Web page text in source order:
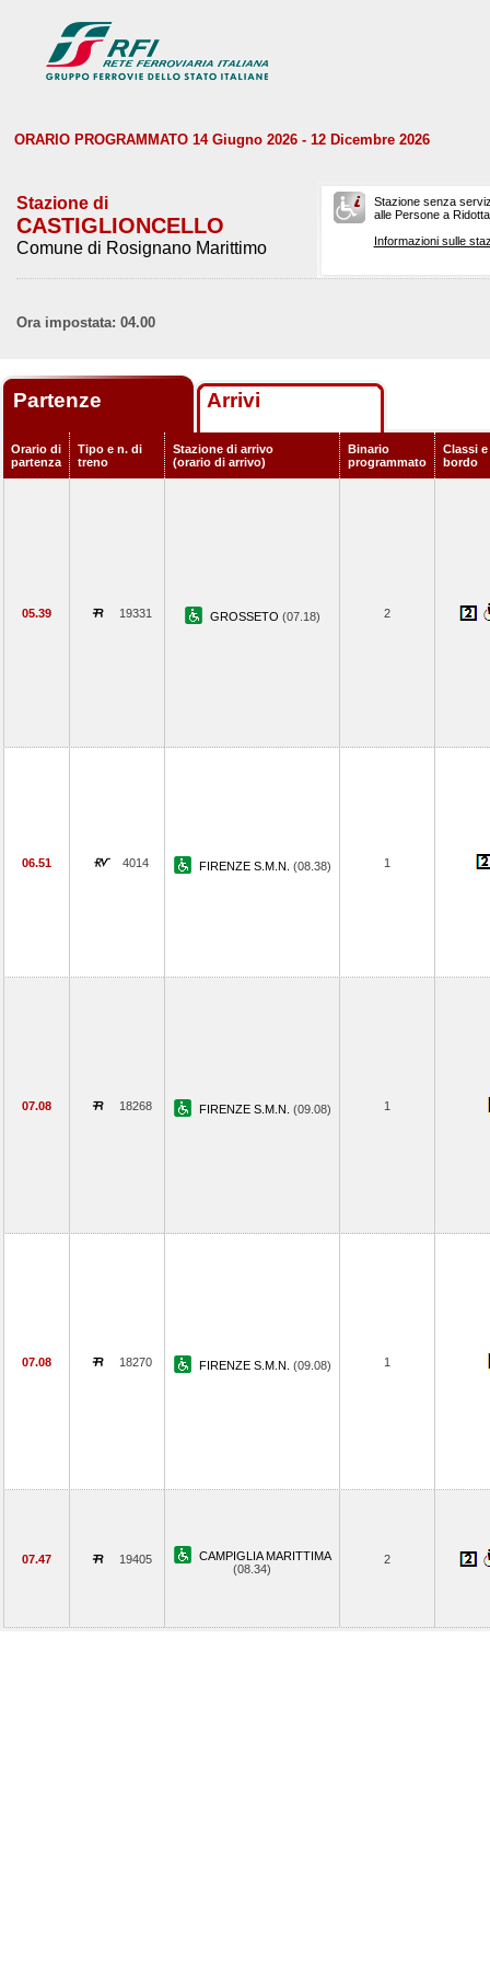
ORARIO PROGRAMMATO 14 Giugno 2026 - 12 Dicembre 2026
Stazione di
CASTIGLIONCELLO
Comune di Rosignano Marittimo
Stazione senza
alle Persone a
Informazioni sulle
Ora impostata: 04.00
Partenze Arrivi
Orario di
partenza
Tipo e n. di
treno
Stazione di arrivo
(orario di arrivo)
Binario
programmato
Classi
bordo
05.39 19331 GROSSETO (07.18) 2
06.51 4014 FIRENZE S.M.N. (08.38) 1
07.08 18268 FIRENZE S.M.N. (09.08) 1
07.08 18270 FIRENZE S.M.N. (09.08) 1
07.47 19405
CAMPIGLIA MARITTIMA
(08.34)
2